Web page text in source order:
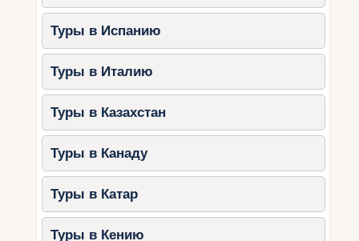
Туры в Испанию
Туры в Италию
Туры в Казахстан
Туры в Канаду
Туры в Катар
Туры в Кению